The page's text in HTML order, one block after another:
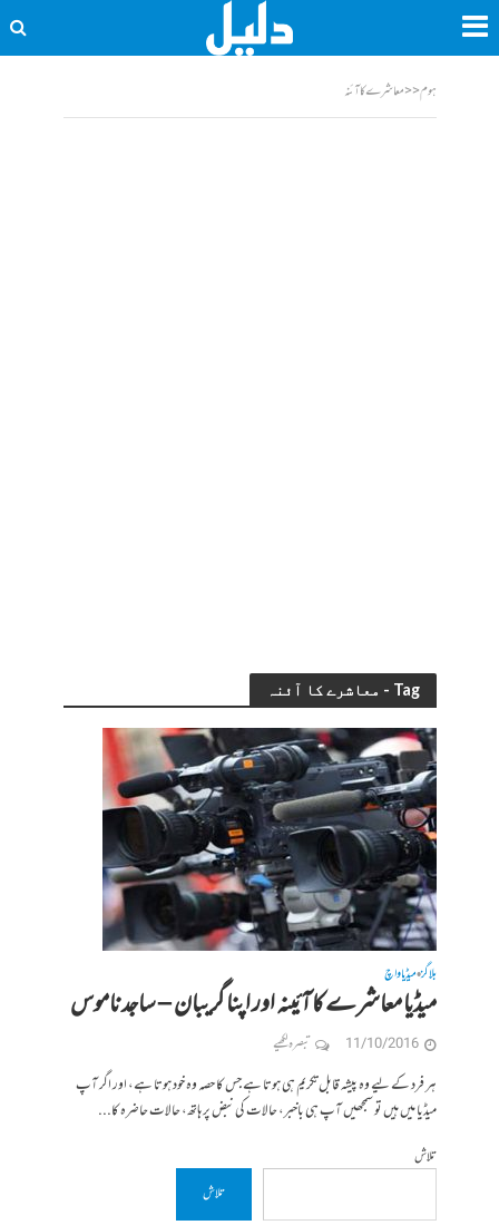
ہوم<<معاشرے کا آئنہ
Tag - معاشرے کا آئنہ
بلاگز•میڈیا واچ
میڈیا معاشرے کا آئینہ اور اپنا گریبان – ساجد ناموس
11/10/2016 تبصرہ لکھیے
ہر فرد کے لیے وہ پیشہ قابل تکریم ہی ہوتا ہے جس کا حصہ وہ خود ہوتا ہے، اور اگر آپ
میڈیا میں ہیں تو سمجھیں آپ ہی باخبر، حالات کی نبض پر ہاتھ، حالات حاضرہ کا...
تلاش
تلاش